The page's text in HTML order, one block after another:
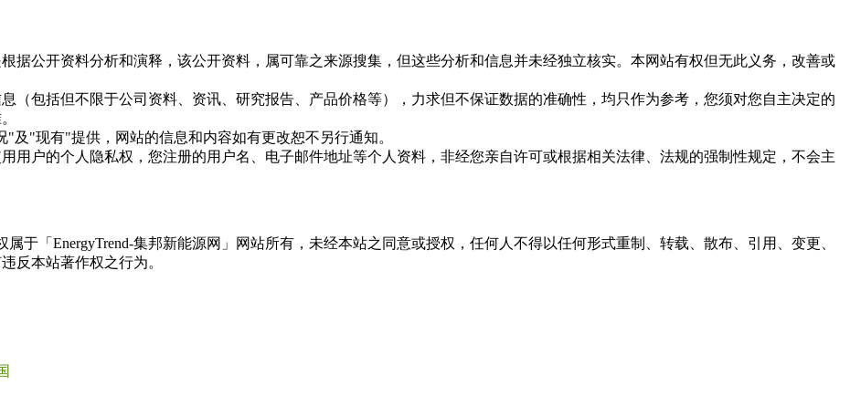
据公开资料分析和演释，该公开资料，属可靠之来源搜集，但这些分析和信息并未经独立核实。本网站有权但无此义务，改善或
（包括但不限于公司资料、资讯、研究报告、产品价格等），力求但不保证数据的准确性，均只作为参考，您须对您自主决定的
及"现有"提供，网站的信息和内容如有更改恕不另行通知。
用户的个人隐私权，您注册的用户名、电子邮件地址等个人资料，非经您亲自许可或根据相关法律、法规的强制性规定，不会主
属于「EnergyTrend-集邦新能源网」网站所有，未经本站之同意或授权，任何人不得以任何形式重制、转载、散布、引用、变更、
反本站著作权之行为。